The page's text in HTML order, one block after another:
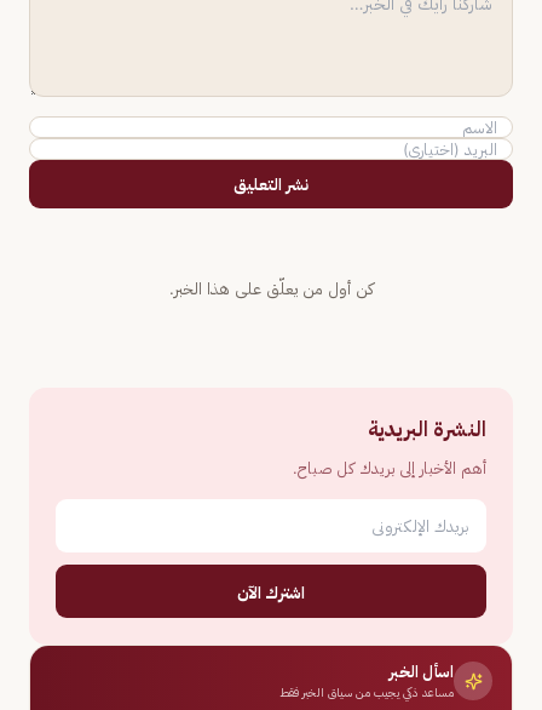
نشر التعليق
كن أول من يعلّق على هذا الخبر.
النشرة البريدية
أهم الأخبار إلى بريدك كل صباح.
اشترك الآن
اسأل الخبر
مساعد ذكي يجيب من سياق الخبر فقط